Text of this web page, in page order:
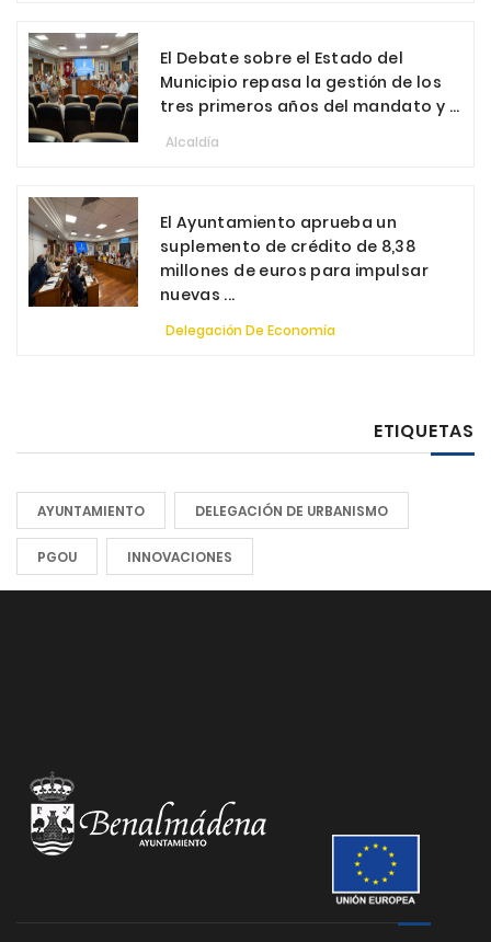
El Debate sobre el Estado del
Municipio repasa la gestión de los
tres primeros años del mandato y ...
Alcaldía
El Ayuntamiento aprueba un
suplemento de crédito de 8,38
millones de euros para impulsar
nuevas ...
Delegación De Economía
ETIQUETAS
AYUNTAMIENTO DELEGACIÓN DE URBANISMO
PGOU INNOVACIONES